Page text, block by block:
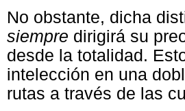
No obstante, dicha
siempre dirigirá su
desde la totalidad.
intelección en una
rutas a través de las